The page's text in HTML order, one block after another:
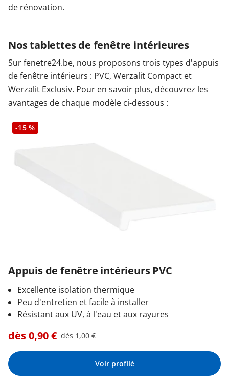
de rénovation.
Nos tablettes de fenêtre intérieures
Sur fenetre24.be, nous proposons trois types d'appuis
de fenêtre intérieurs : PVC, Werzalit Compact et
Werzalit Exclusiv. Pour en savoir plus, découvrez les
avantages de chaque modèle ci-dessous :
-15 %
Appuis de fenêtre intérieurs PVC
Excellente isolation thermique
Peu d'entretien et facile à installer
Résistant aux UV, à l'eau et aux rayures
dès0,90€ dès1,00€
Voir profilé